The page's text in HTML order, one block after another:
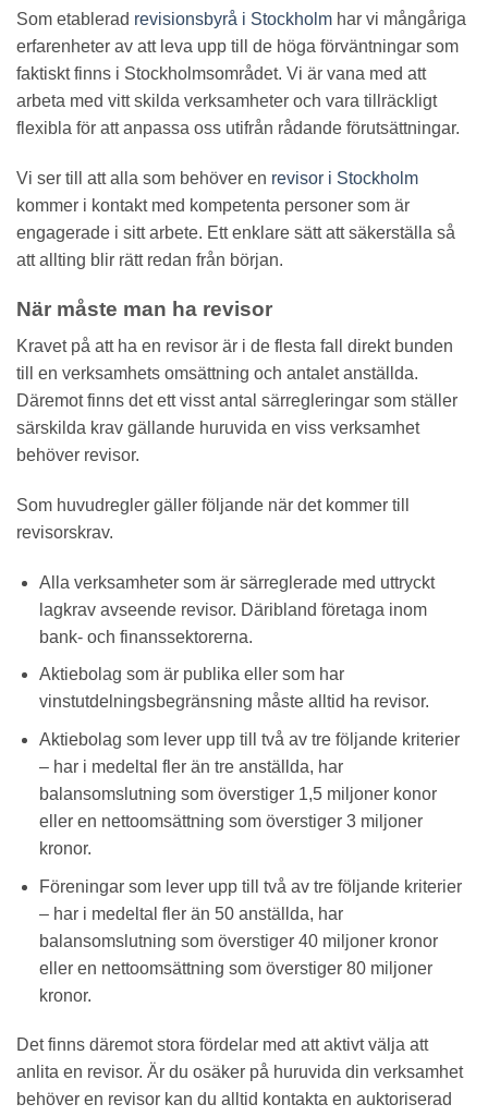
Som etablerad revisionsbyrå i Stockholm har vi mångåriga
erfarenheter av att leva upp till de höga förväntningar som
faktiskt finns i Stockholmsområdet. Vi är vana med att
arbeta med vitt skilda verksamheter och vara tillräckligt
flexibla för att anpassa oss utifrån rådande förutsättningar.
Vi ser till att alla som behöver en revisor i Stockholm
kommer i kontakt med kompetenta personer som är
engagerade i sitt arbete. Ett enklare sätt att säkerställa så
att allting blir rätt redan från början.
När måste man ha revisor
Kravet på att ha en revisor är i de flesta fall direkt bunden
till en verksamhets omsättning och antalet anställda.
Däremot finns det ett visst antal särregleringar som ställer
särskilda krav gällande huruvida en viss verksamhet
behöver revisor.
Som huvudregler gäller följande när det kommer till
revisorskrav.
Alla verksamheter som är särreglerade med uttryckt
lagkrav avseende revisor. Däribland företaga inom
bank- och finanssektorerna.
Aktiebolag som är publika eller som har
vinstutdelningsbegränsning måste alltid ha revisor.
Aktiebolag som lever upp till två av tre följande kriterier
– har i medeltal fler än tre anställda, har
balansomslutning som överstiger 1,5 miljoner konor
eller en nettoomsättning som överstiger 3 miljoner
kronor.
Föreningar som lever upp till två av tre följande kriterier
– har i medeltal fler än 50 anställda, har
balansomslutning som överstiger 40 miljoner kronor
eller en nettoomsättning som överstiger 80 miljoner
kronor.
Det finns däremot stora fördelar med att aktivt välja att
anlita en revisor. Är du osäker på huruvida din verksamhet
behöver en revisor kan du alltid kontakta en auktoriserad